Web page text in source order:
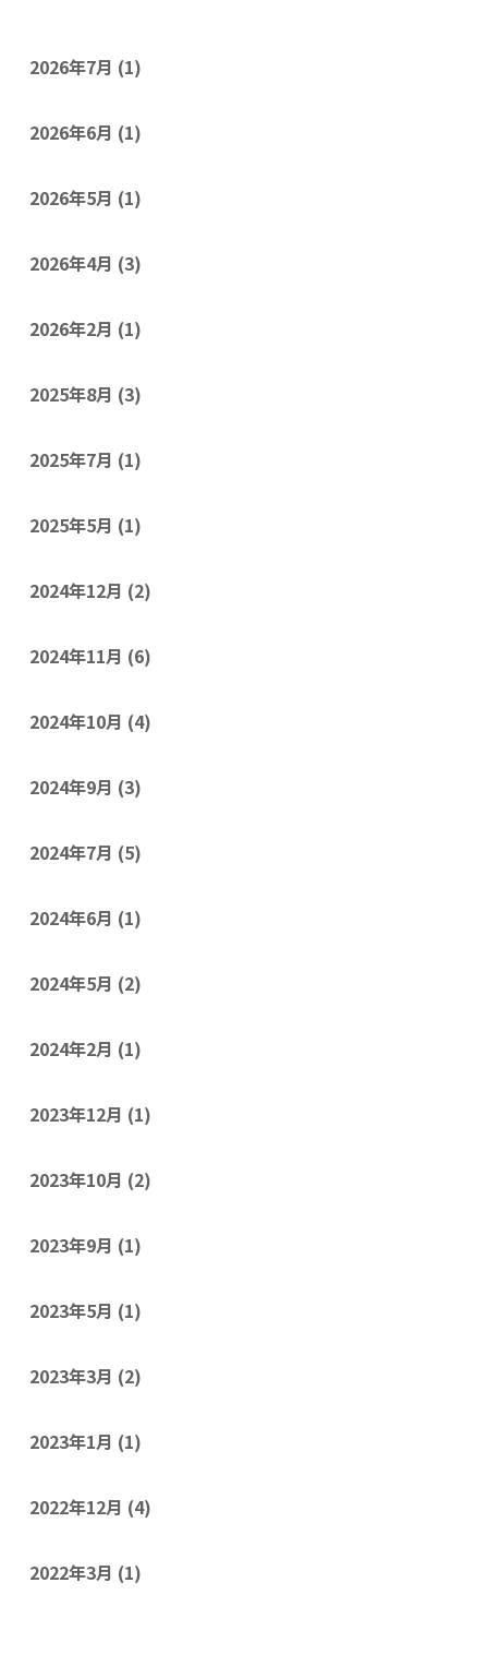
2026年7月 (1)
2026年6月 (1)
2026年5月 (1)
2026年4月 (3)
2026年2月 (1)
2025年8月 (3)
2025年7月 (1)
2025年5月 (1)
2024年12月 (2)
2024年11月 (6)
2024年10月 (4)
2024年9月 (3)
2024年7月 (5)
2024年6月 (1)
2024年5月 (2)
2024年2月 (1)
2023年12月 (1)
2023年10月 (2)
2023年9月 (1)
2023年5月 (1)
2023年3月 (2)
2023年1月 (1)
2022年12月 (4)
2022年3月 (1)